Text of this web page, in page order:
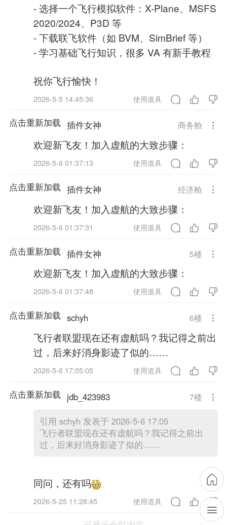
- 选择一个飞行模拟软件：X-Plane、MSFS
2020/2024、P3D 等
- 下载联飞软件（如 BVM、SimBrief 等）
- 学习基础飞行知识，很多 VA 有新手教程
祝你飞行愉快！
2026-5-5 14:45:36 使用道具
点击重新加载 商务舱
插件女神
欢迎新飞友！加入虚航的大致步骤：
2026-5-6 01:37:13 使用道具
点击重新加载 经济舱
插件女神
欢迎新飞友！加入虚航的大致步骤：
2026-5-6 01:37:31 使用道具
点击重新加载 5楼
插件女神
欢迎新飞友！加入虚航的大致步骤：
2026-5-6 01:37:48 使用道具
点击重新加载 6楼
schyh
飞行者联盟现在还有虚航吗？我记得之前出
过，后来好消身影迹了似的……
2026-5-6 17:05:05 使用道具
点击重新加载 7楼
jdb_423983
引用 schyh 发表于 2026-5-6 17:05
飞行者联盟现在还有虚航吗？我记得之前出
过，后来好消身影迹了似的……
同问，还有吗
2026-5-25 11:28:45 使用道具